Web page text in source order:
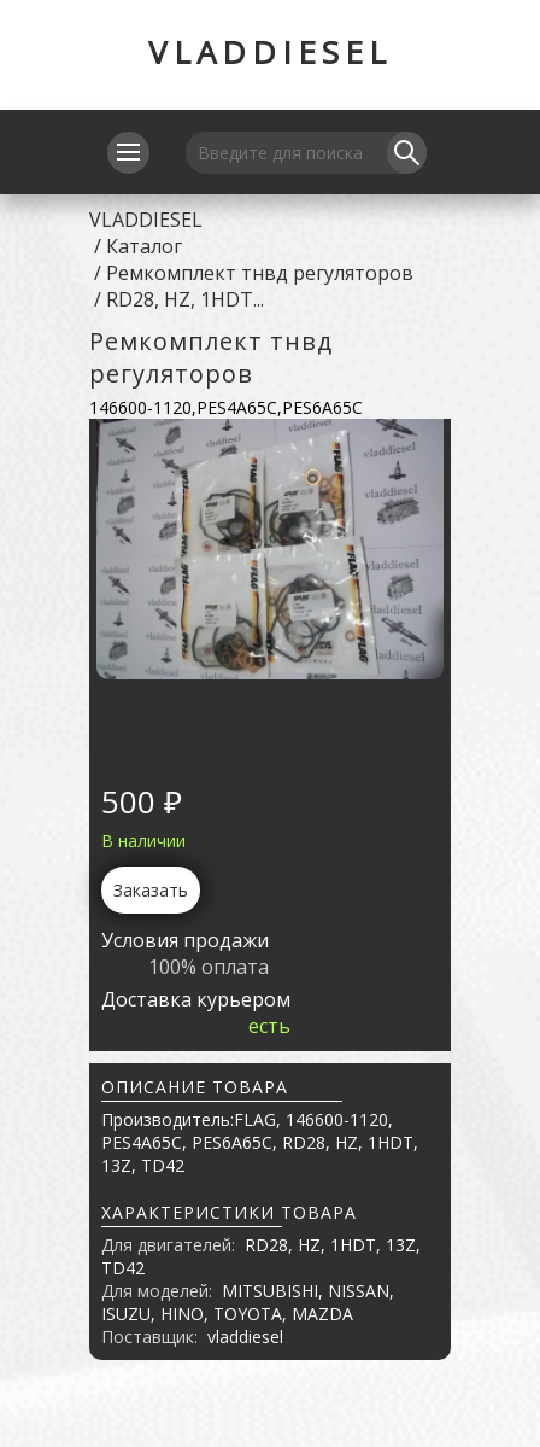
VLADDIESEL
VLADDIESEL
/ Каталог
/ Ремкомплект тнвд регуляторов
/ RD28, HZ, 1HDT...
Ремкомплект тнвд
регуляторов
146600-1120,PES4A65C,PES6A65C
500 ₽
В наличии
Заказать
Условия продажи
100% оплата
Доставка курьером
есть
ОПИСАНИЕ ТОВАРА
Производитель:FLAG, 146600-1120,
PES4A65C, PES6A65C, RD28, HZ, 1HDT,
13Z, TD42
ХАРАКТЕРИСТИКИ ТОВАРА
Для двигателей: RD28, HZ, 1HDT, 13Z,
TD42
Для моделей: MITSUBISHI, NISSAN,
ISUZU, HINO, TOYOTA, MAZDA
Поставщик: vladdiesel